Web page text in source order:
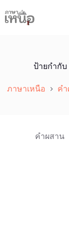
to
content
ป้ายกำกับ
ภาษาเหนือ ค
คำผสาน